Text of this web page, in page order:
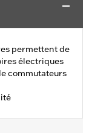
permettent de
électriques
commutateurs